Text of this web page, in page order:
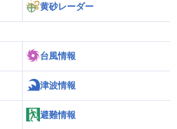
黄砂レーダー
台風情報
津波情報
避難情報